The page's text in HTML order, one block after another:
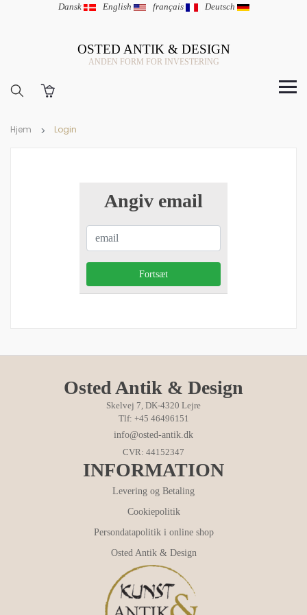
Dansk | English | français | Deutsch
OSTED ANTIK & DESIGN
ANDEN FORM FOR INVESTERING
Hjem Login
Angiv email
Osted Antik & Design
Skelvej 7, DK-4320 Lejre
Tlf: +45 46496151
info@osted-antik.dk
CVR: 44152347
INFORMATION
Levering og Betaling
Cookiepolitik
Persondatapolitik i online shop
Osted Antik & Design